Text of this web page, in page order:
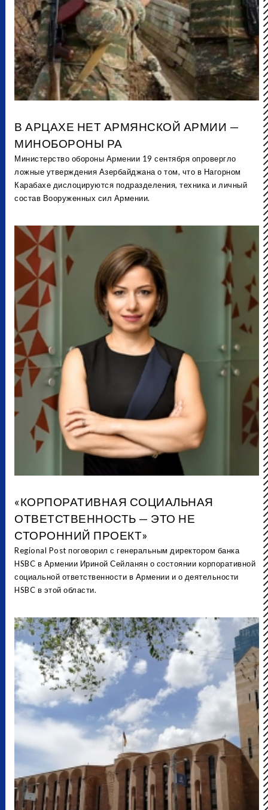
В АРЦАХЕ НЕТ АРМЯНСКОЙ АРМИИ —
МИНОБОРОНЫ РА
Министерство обороны Армении 19 сентября опровергло
ложные утверждения Азербайджана о том, что в Нагорном
Карабахе дислоцируются подразделения, техника и личный
состав Вооруженных сил Армении.
«КОРПОРАТИВНАЯ СОЦИАЛЬНАЯ
ОТВЕТСТВЕННОСТЬ — ЭТО НЕ
СТОРОННИЙ ПРОЕКТ»
Regional Post поговорил с генеральным директором банка
HSBC в Армении Ириной Сейланян о состоянии корпоративной
социальной ответственности в Армении и о деятельности
HSBC в этой области.